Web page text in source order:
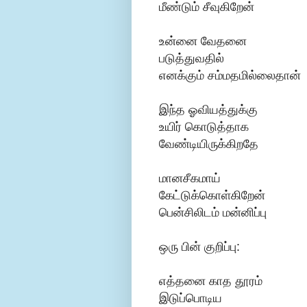
மீண்டும் சீவுகிறேன்
உன்னை வேதனை
படுத்துவதில்
எனக்கும் சம்மதமில்லைதான்
இந்த ஓவியத்துக்கு
உயிர் கொடுத்தாக
வேண்டியிருக்கிறதே
மானசீகமாய்
கேட்டுக்கொள்கிறேன்
பென்சிலிடம் மன்னிப்பு
ஒரு பின் குறிப்பு:
எத்தனை காத தூரம்
இடுப்பொடிய